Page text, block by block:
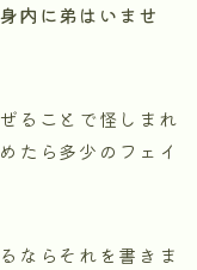
内に弟はいませ
ることで怪しまれ
たら多少のフェイ
ならそれを書きま